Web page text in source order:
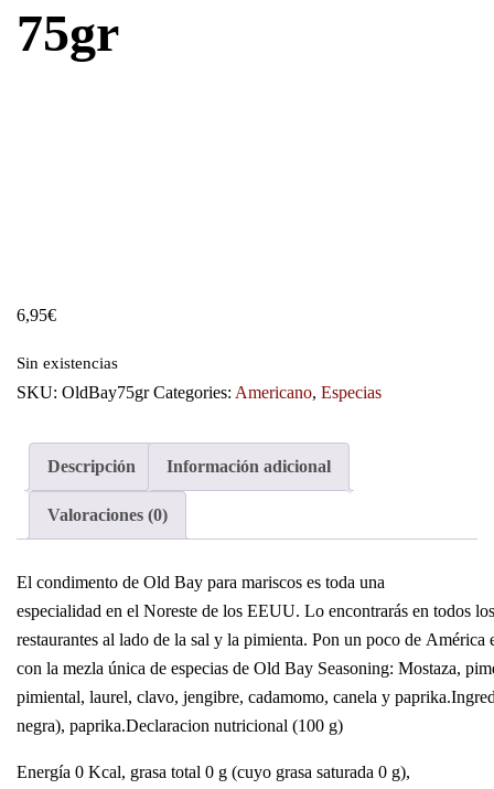
75gr
6,95€
Sin existencias
SKU: OldBay75gr Categories: Americano, Especias
Descripción Información adicional
Valoraciones (0)
El condimento de Old Bay para mariscos es toda una
especialidad en el Noreste de los EEUU. Lo encontrarás en todos los
restaurantes al lado de la sal y la pimienta. Pon un poco de América
con la mezla única de especias de Old Bay Seasoning: Mostaza,
pimiental, laurel, clavo, jengibre, cadamomo, canela y
negra), paprika.Declaracion nutricional (100 g)
Energía 0 Kcal, grasa total 0 g (cuyo grasa saturada 0 g),